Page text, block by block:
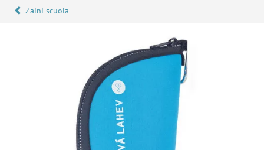
Zaini scuola